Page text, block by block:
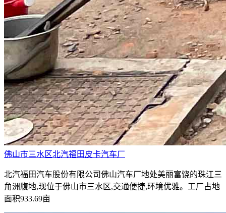
佛山市三水区北汽福田皮卡汽车厂
北汽福田汽车股份有限公司佛山汽车厂地处美丽富饶的珠江三
角洲腹地,现位于佛山市三水区,交通便捷,环境优雅。工厂占地
面积933.69亩